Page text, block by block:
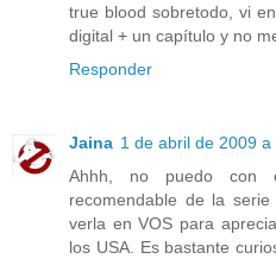
true blood sobretodo, vi
digital + un capítulo y no
Responder
Jaina 1 de abril de 2009 a
Ahhh, no puedo
recomendable de la
verla en VOS para
los USA. Es bastante